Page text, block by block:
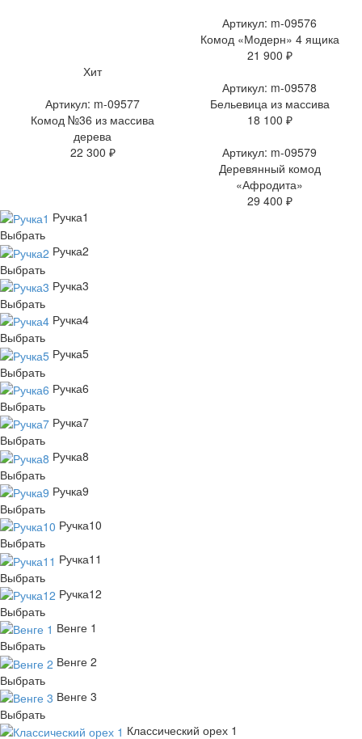
Артикул: m-09576
Комод «Модерн» 4 ящика
21 900 ₽
Хит
Артикул: m-09577
Комод №36 из массива
дерева
22 300 ₽
Артикул: m-09578
Бельевица из массива
18 100 ₽
Артикул: m-09579
Деревянный комод
«Афродита»
29 400 ₽
Ручка1
Выбрать
Ручка2
Выбрать
Ручка3
Выбрать
Ручка4
Выбрать
Ручка5
Выбрать
Ручка6
Выбрать
Ручка7
Выбрать
Ручка8
Выбрать
Ручка9
Выбрать
Ручка10
Выбрать
Ручка11
Выбрать
Ручка12
Выбрать
Венге 1
Выбрать
Венге 2
Выбрать
Венге 3
Выбрать
Классический орех 1